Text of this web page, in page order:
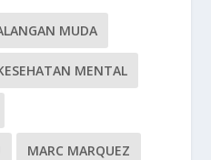
MUDA
MENTAL
MARC MARQUEZ